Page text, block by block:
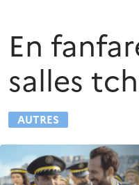
En
salles
AUTRES